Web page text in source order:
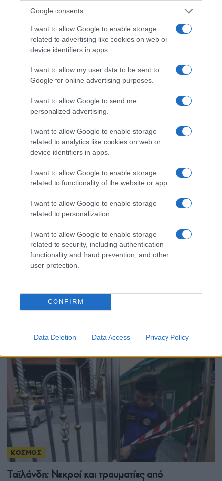
Google consents
I want to allow Google to enable storage
related to advertising like cookies on web or
device identifiers in apps.
I want to allow my user data to be sent to
Google for online advertising purposes.
I want to allow Google to send me
personalized advertising.
I want to allow Google to enable storage
related to analytics like cookies on web or
device identifiers in apps.
I want to allow Google to enable storage
related to functionality of the website or app.
I want to allow Google to enable storage
related to personalization.
I want to allow Google to enable storage
related to security, including authentication
functionality and fraud prevention, and other
user protection.
CONFIRM
Data Deletion Data Access Privacy Policy
ΚΟΣΜΟΣ
Κοινή αμυντική συμφωνία υπέγραψαν Τουρκία,
7/08/2026 - 4:22μμ
παππού και τη γιαγιά του πριν ανοίξει πυρ στο
σχολείο του ο 14χρονος
ΚΟΣΜΟΣ
Ταϊλάνδη: Νεκροί και τραυματίες από